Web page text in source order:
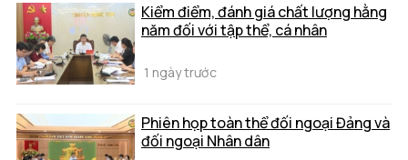
Kiểm điểm, đánh giá chất lượng hằng
năm đối với tập thể, cá nhân
1 ngày trước
Phiên họp toàn thể đối ngoại Đảng và
đối ngoại Nhân dân